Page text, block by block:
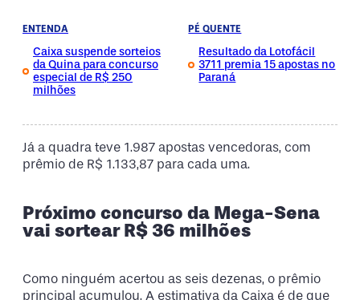
ENTENDA
Caixa suspende sorteios
da Quina para concurso
especial de R$ 250
milhões
PÉ QUENTE
Resultado da Lotofácil
3711 premia 15 apostas no
Paraná
Já a quadra teve 1.987 apostas vencedoras, com
prêmio de R$ 1.133,87 para cada uma.
Próximo concurso da Mega-Sena
vai sortear R$ 36 milhões
Como ninguém acertou as seis dezenas, o prêmio
principal acumulou. A estimativa da Caixa é de que